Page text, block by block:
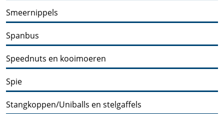
Smeernippels
Spanbus
Speednuts en kooimoeren
Spie
Stangkoppen/Uniballs en stelgaffels